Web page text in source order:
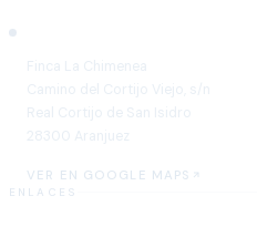
VER EN GOOGLE MAPS
ENLACES